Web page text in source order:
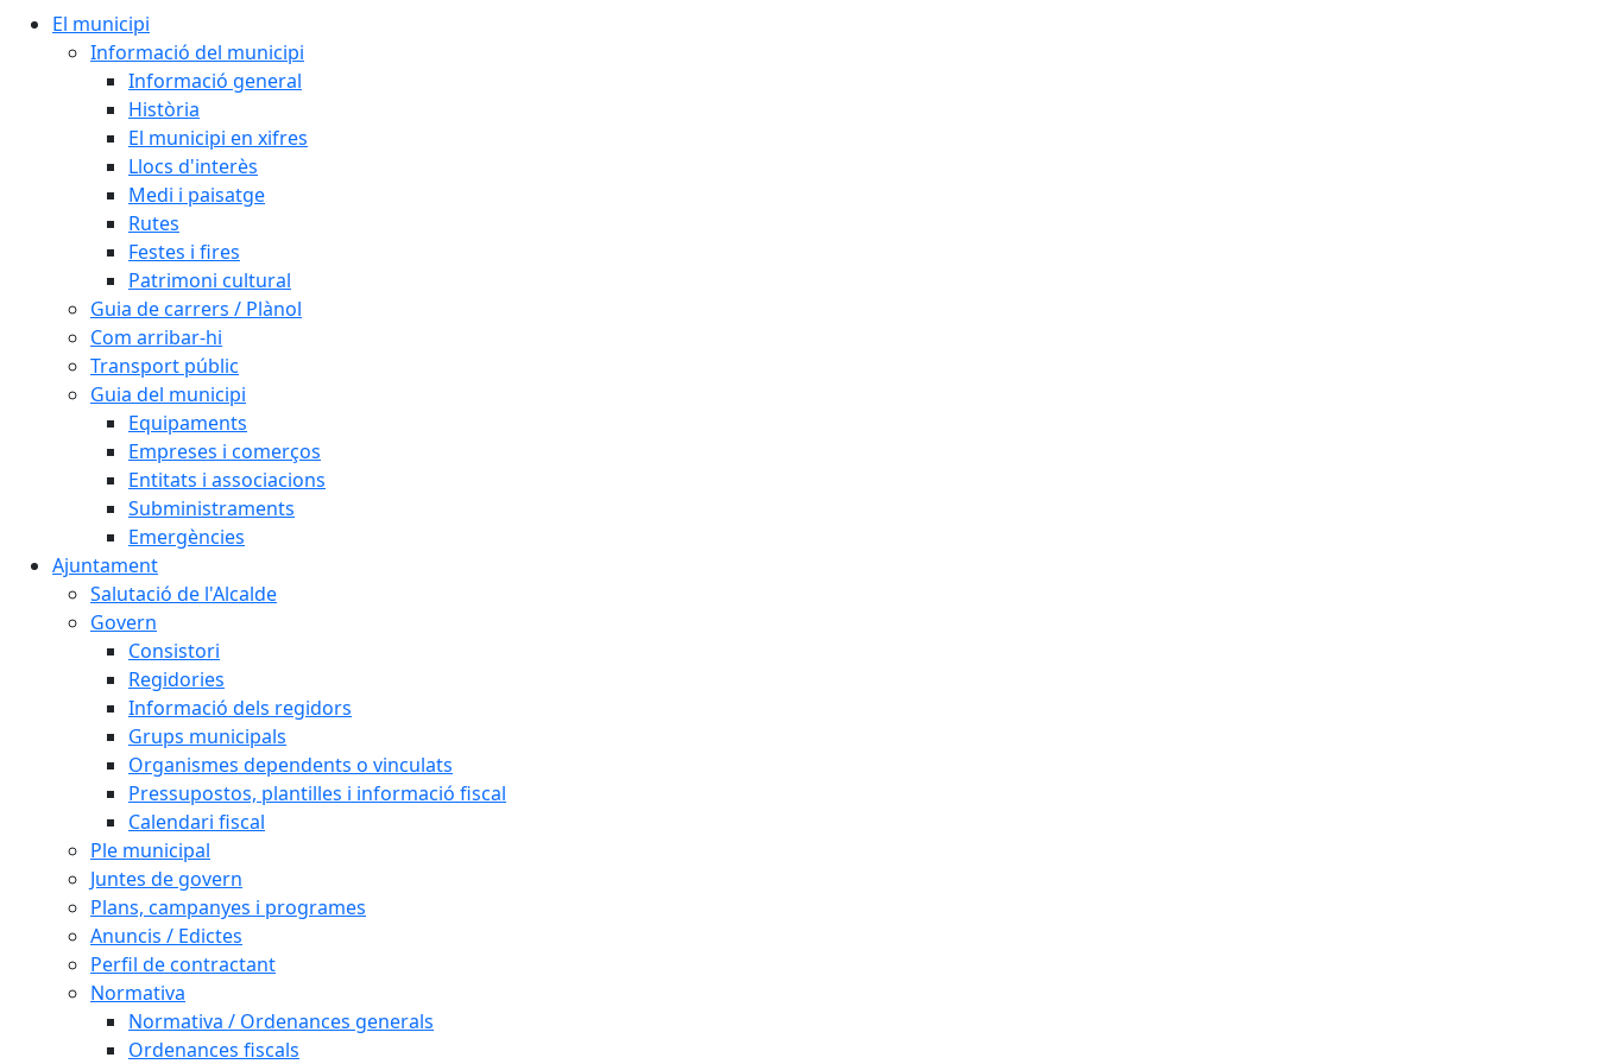
El municipi
Informació del municipi
Informació general
Història
El municipi en xifres
Llocs d'interès
Medi i paisatge
Rutes
Festes i fires
Patrimoni cultural
Guia de carrers / Plànol
Com arribar-hi
Transport públic
Guia del municipi
Equipaments
Empreses i comerços
Entitats i associacions
Subministraments
Emergències
Ajuntament
Salutació de l'Alcalde
Govern
Consistori
Regidories
Informació dels regidors
Grups municipals
Organismes dependents o vinculats
Pressupostos, plantilles i informació fiscal
Calendari fiscal
Ple municipal
Juntes de govern
Plans, campanyes i programes
Anuncis / Edictes
Perfil de contractant
Normativa
Normativa / Ordenances generals
Ordenances fiscals